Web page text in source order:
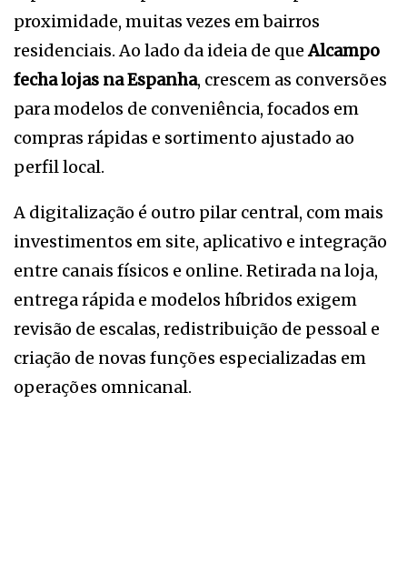
proximidade, muitas vezes em bairros
residenciais. Ao lado da ideia de queAlcampo
fecha lojas na Espanha, crescem as conversões
para modelos de conveniência, focados em
compras rápidas e sortimento ajustado ao
perfil local.
A digitalização é outro pilar central, com mais
investimentos em site, aplicativo e integração
entre canais físicos e online. Retirada na loja,
entrega rápida e modelos híbridos exigem
revisão de escalas, redistribuição de pessoal e
criação de novas funções especializadas em
operações omnicanal.